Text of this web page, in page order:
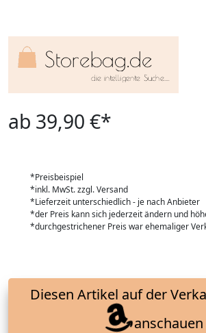
ab 39,90 €*
*Preisbeispiel
*inkl. MwSt. zzgl. Versand
*Lieferzeit unterschiedlich - je nach Anbieter
*der Preis kann sich jederzeit ändern und
*durchgestrichener Preis war ehemaliger
anschauen